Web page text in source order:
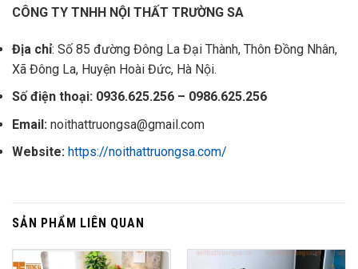
CÔNG TY TNHH NỘI THẤT TRƯỜNG SA
Địa chỉ: Số 85 đường Đông La Đại Thành, Thôn Đồng Nhân,
Xã Đông La, Huyện Hoài Đức, Hà Nội.
Số điện thoại: 0936.625.256 – 0986.625.256
Email: noithattruongsa@gmail.com
Website: https://noithattruongsa.com/
SẢN PHẨM LIÊN QUAN